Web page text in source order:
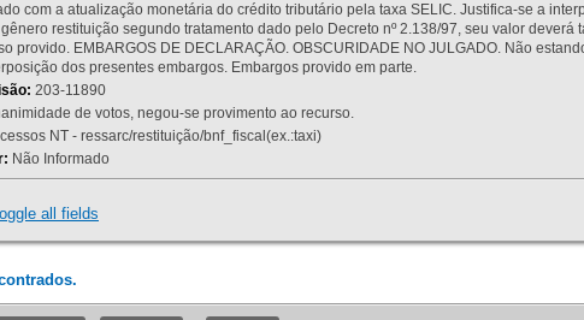
com a atualização monetária do crédito tributário pela taxa SELIC. Justifica-se a
restituição segundo tratamento dado pelo Decreto nº 2.138/97, seu valor deverá
provido. EMBARGOS DE DECLARAÇÃO. OBSCURIDADE NO JULGADO. Não
dos presentes embargos. Embargos provido em parte.
203-11890
de votos, negou-se provimento ao recurso.
NT - ressarc/restituição/bnf_fiscal(ex.:taxi)
Não Informado
all fields